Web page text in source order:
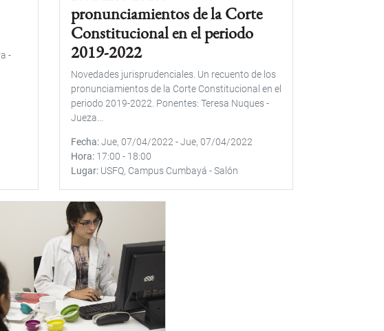
-
pronunciamientos de la Corte
Constitucional en el periodo
2019-2022
Novedades jurisprudenciales. Un recuento de los
pronunciamientos de la Corte Constitucional en el
periodo 2019-2022. Ponentes: Teresa Nuques -
Jueza...
Fecha Jue, 07/04/2022-Jue, 07/04/2022
Hora 17:00 - 18:00
Lugar USFQ, Campus Cumbayá - Salón